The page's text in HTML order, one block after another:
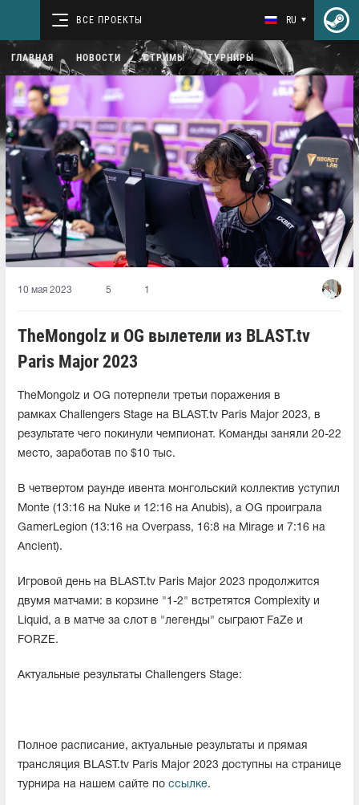
ВСЕ ПРОЕКТЫ RU
ГЛАВНАЯ НОВОСТИ СТРИМЫ ТУРНИРЫ
10 мая 2023 5 1
TheMongolz и OG вылетели из BLAST.tv
Paris Major 2023
TheMongolz и OG потерпели третьи поражения в
рамках Challengers Stage на BLAST.tv Paris Major 2023, в
результате чего покинули чемпионат. Команды заняли 20-22
место, заработав по $10 тыс.
В четвертом раунде ивента монгольский коллектив уступил
Monte (13:16 на Nuke и 12:16 на Anubis), а OG проиграла
GamerLegion (13:16 на Overpass, 16:8 на Mirage и 7:16 на
Ancient).
Игровой день на BLAST.tv Paris Major 2023 продолжится
двумя матчами: в корзине "1-2" встретятся Complexity и
Liquid, а в матче за слот в "легенды" сыграют FaZe и
FORZE.
Актуальные результаты Challengers Stage:
Полное расписание, актуальные результаты и прямая
трансляция BLAST.tv Paris Major 2023 доступны на странице
турнира на нашем сайте по ссылке.